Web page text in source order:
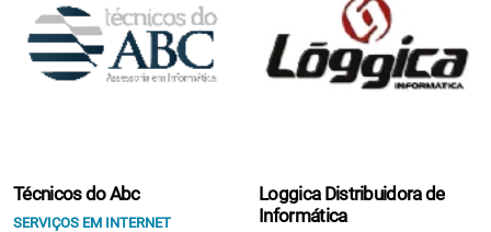
Técnicos do Abc
SERVIÇOS EM INTERNET
Loggica Distribuidora de
Informática